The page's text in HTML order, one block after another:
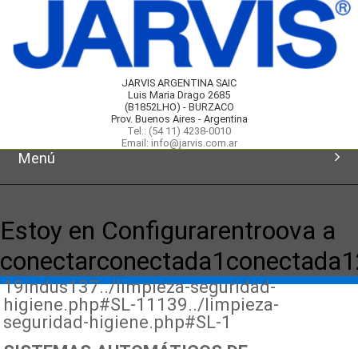
JARVIS ARGENTINA SAIC
Luis Maria Drago 2685
(B1852LHO) - BURZACO
Prov. Buenos Aires - Argentina
Tel.: (54 11) 4238-0010
Email: info@jarvis.com.ar
Menú
Productos
Novedades
Estoy en Configurarentroova a
19indus137../limpieza-seguridad-
higiene.php#SL-11139../limpieza-
seguridad-higiene.php#SL-1